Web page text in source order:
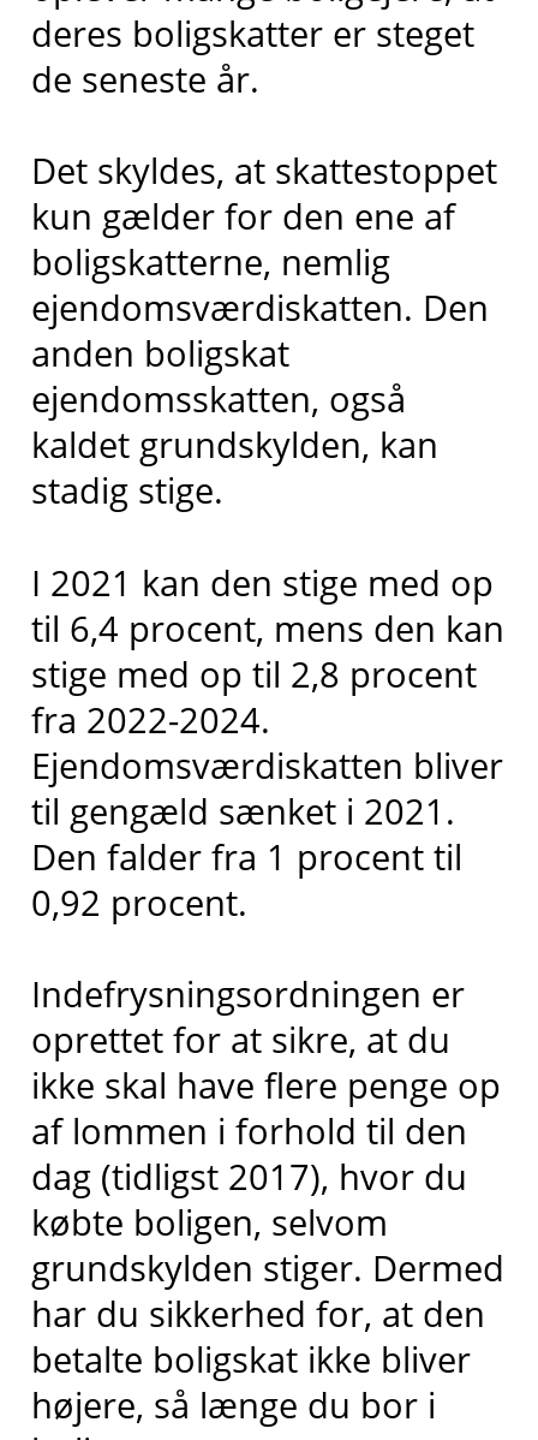
deres boligskatter er steget
de seneste år.
Det skyldes, at skattestoppet
kun gælder for den ene af
boligskatterne, nemlig
ejendomsværdiskatten. Den
anden boligskat
ejendomsskatten, også
kaldet grundskylden, kan
stadig stige.
I 2021 kan den stige med op
til 6,4 procent, mens den kan
stige med op til 2,8 procent
fra 2022-2024.
Ejendomsværdiskatten bliver
til gengæld sænket i 2021.
Den falder fra 1 procent til
0,92 procent.
Indefrysningsordningen er
oprettet for at sikre, at du
ikke skal have flere penge op
af lommen i forhold til den
dag (tidligst 2017), hvor du
købte boligen, selvom
grundskylden stiger. Dermed
har du sikkerhed for, at den
betalte boligskat ikke bliver
højere, så længe du bor i